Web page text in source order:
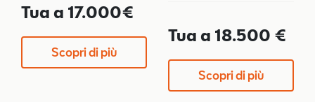
Tua a 17.000€
Scopri di più
Tua a 18.500 €
Scopri di più